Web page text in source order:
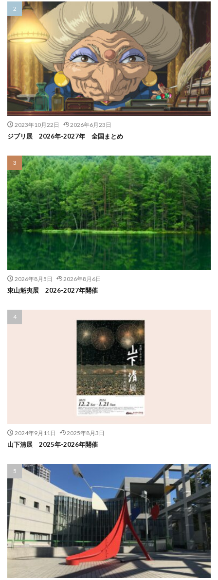
2023年10月22日 2026年6月23日
ジブリ展 2026年-2027年 全国まとめ
2026年8月5日 2026年8月6日
東山魁夷展 2026-2027年開催
2024年9月11日 2025年8月3日
山下清展 2025年-2026年開催